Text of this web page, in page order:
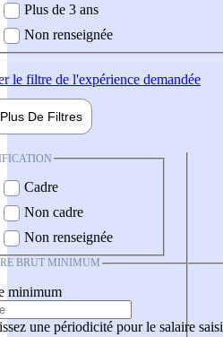
Plus de 3 ans
Non renseignée
le filtre de l'expérience demandée
Plus De Filtres
Cadre
Non cadre
Non renseignée
BRUT MINIMUM
minimum
une périodicité pour le salaire saisi